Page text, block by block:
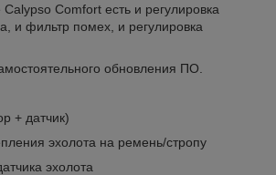
Calypso Comfort есть и регулировка
и фильтр помех, и регулировка
обновления ПО.
+ датчик)
эхолота на ремень/стропу
эхолота